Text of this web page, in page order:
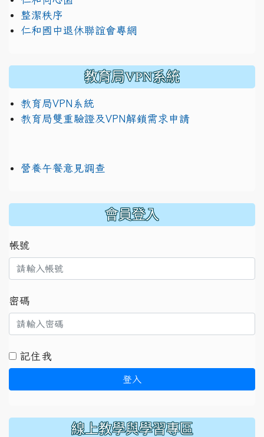
整潔秩序
仁和國中退休聯誼會專網
教育局VPN系統
教育局VPN系統
教育局雙重驗證及VPN解鎖需求申請
營養午餐意見調查
會員登入
帳號
密碼
記住我
登入
線上教學與學習專區